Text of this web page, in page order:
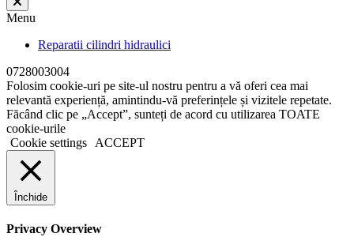
Menu
Reparatii cilindri hidraulici
0728003004
Folosim cookie-uri pe site-ul nostru pentru a vă oferi cea mai
relevantă experiență, amintindu-vă preferințele și vizitele repetate.
Făcând clic pe „Accept”, sunteți de acord cu utilizarea TOATE
cookie-urile
Cookie settings
ACCEPT
Închide
Privacy Overview